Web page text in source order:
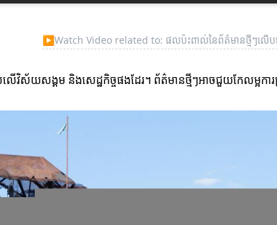
▶Watch Video related to: ផលប៉ះពាល់នៃព័ត៌មានថ្មីៗលើបច្ច
លើវិស័យសង្គម និងសេដ្ឋកិច្ចផងដែរ។ ព័ត៌មានថ្មីៗអាចជួយកែលម្អកា